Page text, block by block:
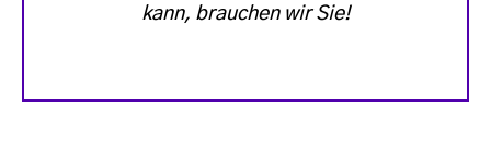
kann, brauchen wir Sie!